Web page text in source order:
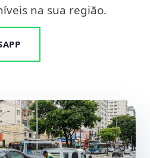
na sua região.